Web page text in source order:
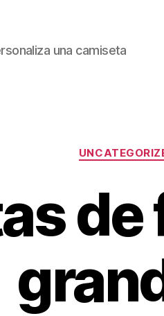
una camiseta